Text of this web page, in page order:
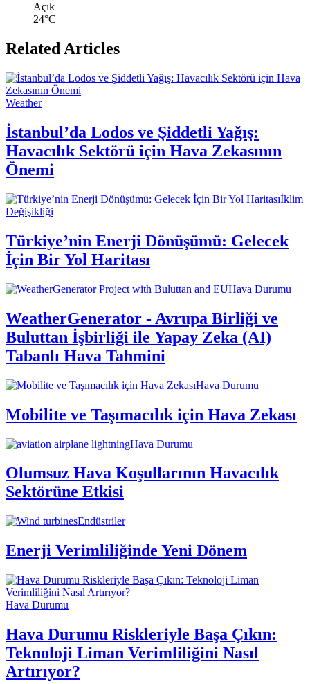
Açık
24°C
Related Articles
Weather
İstanbul’da Lodos ve Şiddetli Yağış:
Havacılık Sektörü için Hava Zekasının
Önemi
İklim
Değişikliği
Türkiye’nin Enerji Dönüşümü: Gelecek
İçin Bir Yol Haritası
Hava Durumu
WeatherGenerator - Avrupa Birliği ve
Buluttan İşbirliği ile Yapay Zeka (AI)
Tabanlı Hava Tahmini
Hava Durumu
Mobilite ve Taşımacılık için Hava Zekası
Hava Durumu
Olumsuz Hava Koşullarının Havacılık
Sektörüne Etkisi
Endüstriler
Enerji Verimliliğinde Yeni Dönem
Hava Durumu
Hava Durumu Riskleriyle Başa Çıkın:
Teknoloji Liman Verimliliğini Nasıl
Artırıyor?